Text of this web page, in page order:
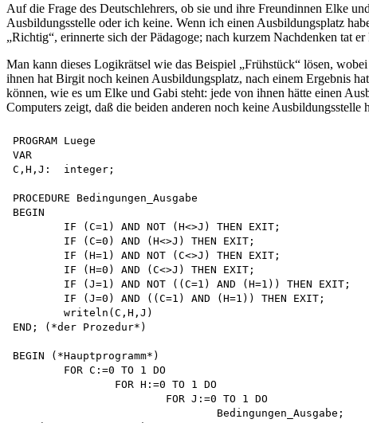
Auf die Frage des Deutschlehrers, ob sie und ihre Freundinnen Elke
Ausbildungsstelle oder ich keine. Wenn ich einen Ausbildungsplatz
„Richtig“, erinnerte sich der Pädagoge; nach kurzem Nachdenken tat
Man kann dieses Logikrätsel wie das Beispiel „Frühstück“ lösen,
ihnen hat Birgit noch keinen Ausbildungsplatz, nach einem Ergebnis
können, wie es um Elke und Gabi steht: jede von ihnen hätte einen
Computers zeigt, daß die beiden anderen noch keine Ausbildungsstelle
PROGRAM Luege
VAR
C,H,J:	integer;
PROCEDURE Bedingungen_Ausgabe
BEGIN
END; (*der Prozedur*)
BEGIN (*Hauptprogramm*)